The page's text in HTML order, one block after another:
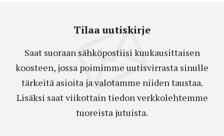
Tilaa uutiskirje
Saat suoraan sähköpostiisi kuukausittaisen
koosteen, jossa poimimme uutisvirrasta sinulle
tärkeitä asioita ja valotamme niiden taustaa.
Lisäksi saat viikottain tiedon verkkolehtemme
tuoreista jutuista.